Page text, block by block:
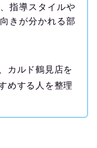
指導スタイルや
きが分かれる部
カルド鶴見店を
めする人を整理